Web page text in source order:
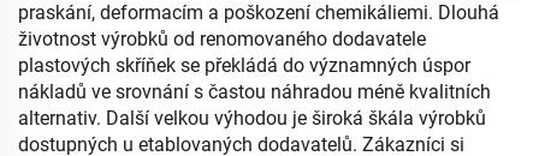
praskání, deformacím a poškození chemikáliemi. Dlouhá
životnost výrobků od renomovaného dodavatele
plastových skříňek se překládá do významných úspor
nákladů ve srovnání s častou náhradou méně kvalitních
alternativ. Další velkou výhodou je široká škála výrobků
dostupných u etablovaných dodavatelů. Zákazníci si